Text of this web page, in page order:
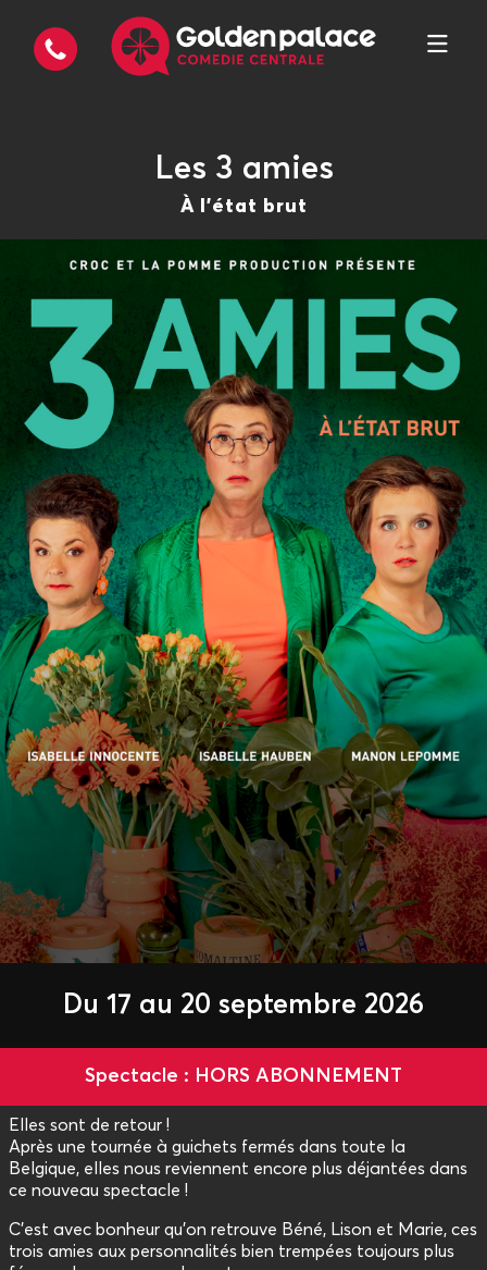
Les 3 amies
À l'état brut
Du 17 au 20 septembre 2026
Spectacle : HORS ABONNEMENT
Elles sont de retour !
Après une tournée à guichets fermés dans toute la
Belgique, elles nous reviennent encore plus déjantées dans
ce nouveau spectacle !
C’est avec bonheur qu’on retrouve Béné, Lison et Marie, ces
trois amies aux personnalités bien trempées toujours plus